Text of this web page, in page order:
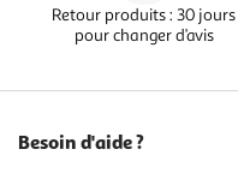
Retour produits : 30 jours
pour changer d’avis
Besoin d'aide ?